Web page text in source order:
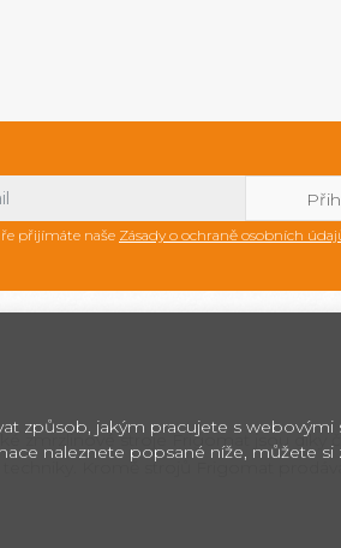
přijímáte naše Zásady o ochraně osobních
zmrzlinové stroje Frigomat jsou díky
Kromě strojů Frigomat
způsob, jakým pracujete s webovými
naleznete popsané níže, můžete si